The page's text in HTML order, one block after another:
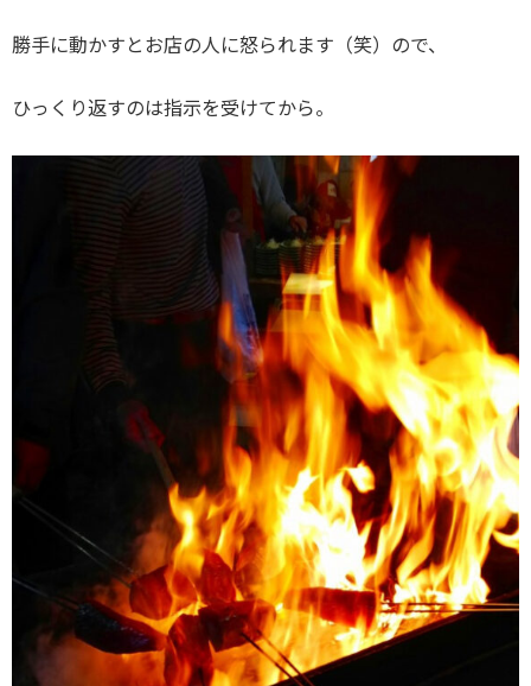
勝手に動かすとお店の人に怒られます（笑）ので、
ひっくり返すのは指示を受けてから。